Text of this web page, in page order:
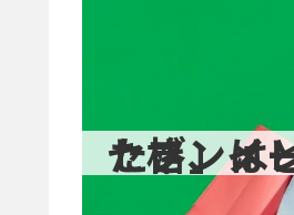
セブンイレブンで話題